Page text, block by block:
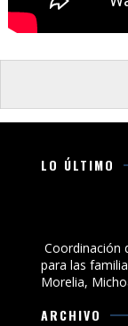
LO ÚLTIMO
Coordinación
para las
Morelia,
ARCHIVO